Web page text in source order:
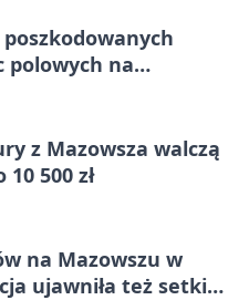
polowych na
z Mazowsza walczą
500 zł
na Mazowszu w
ujawniła też setki